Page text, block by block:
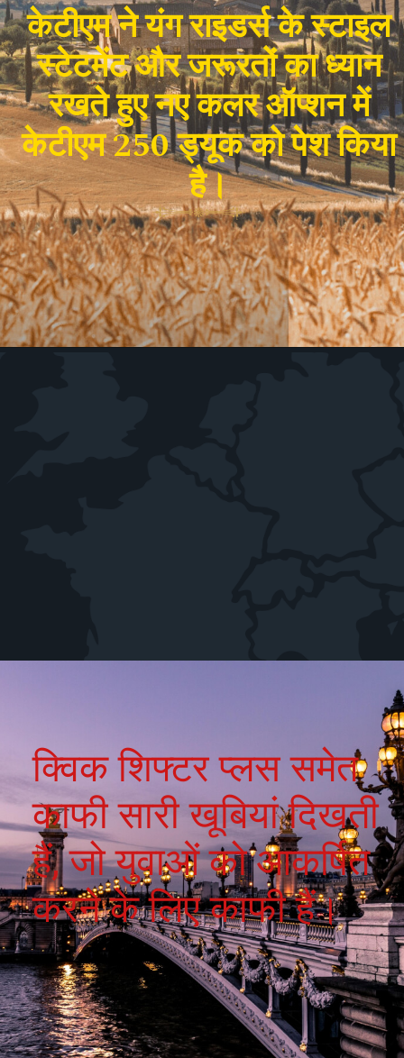
केटीएम ने यंग राइडर्स के स्टाइल
स्टेटमेंट और जरूरतों का ध्यान
रखते हुए नए कलर ऑप्शन में
केटीएम 250 ड्यूक को पेश किया
है।
क्विक शिफ्टर प्लस समेत
काफी सारी खूबियां दिखती
हैं, जो युवाओं को आकर्षित
करने के लिए काफी हैं।